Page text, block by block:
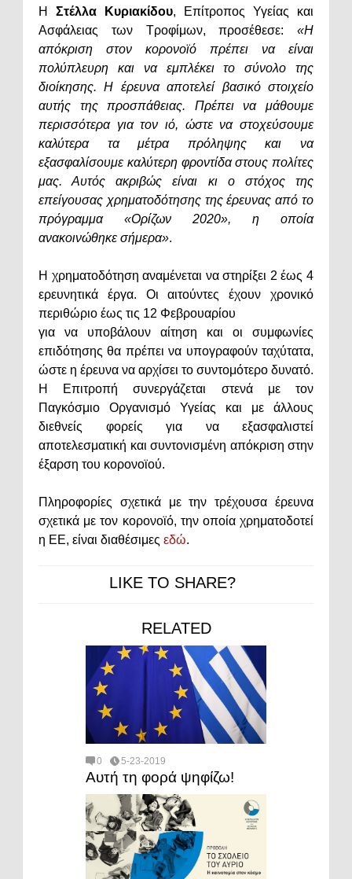
Η Στέλλα Κυριακίδου, Επίτροπος Υγείας και
Ασφάλειας των Τροφίμων, προσέθεσε: «Η
απόκριση στον κορονοϊό πρέπει να είναι
πολύπλευρη και να εμπλέκει το σύνολο της
διοίκησης. Η έρευνα αποτελεί βασικό στοιχείο
αυτής της προσπάθειας. Πρέπει να μάθουμε
περισσότερα για τον ιό, ώστε να στοχεύσουμε
καλύτερα τα μέτρα πρόληψης και να
εξασφαλίσουμε καλύτερη φροντίδα στους πολίτες
μας. Αυτός ακριβώς είναι κι ο στόχος της
επείγουσας χρηματοδότησης της έρευνας από το
πρόγραμμα «Ορίζων 2020», η οποία
ανακοινώθηκε σήμερα».
Η χρηματοδότηση αναμένεται να στηρίξει 2 έως 4
ερευνητικά έργα. Οι αιτούντες έχουν χρονικό
περιθώριο έως τις 12 Φεβρουαρίου
για να υποβάλουν αίτηση και οι συμφωνίες
επιδότησης θα πρέπει να υπογραφούν ταχύτατα,
ώστε η έρευνα να αρχίσει το συντομότερο δυνατό.
Η Επιτροπή συνεργάζεται στενά με τον
Παγκόσμιο Οργανισμό Υγείας και με άλλους
διεθνείς φορείς για να εξασφαλιστεί
αποτελεσματική και συντονισμένη απόκριση στην
έξαρση του κορονοϊού.
Πληροφορίες σχετικά με την τρέχουσα έρευνα
σχετικά με τον κορονοϊό, την οποία χρηματοδοτεί
η ΕΕ, είναι διαθέσιμες εδώ.
LIKE TO SHARE?
RELATED
0 5-23-2019
Αυτή τη φορά ψηφίζω!